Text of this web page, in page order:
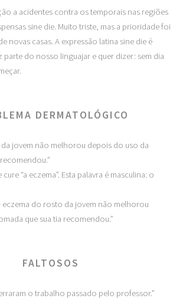
a acidentes contra os temporais nas regiões
sine die. Muito triste, mas a prioridade foi
novas casas. A expressão latina sine die é
parte do nosso linguajar e quer dizer: sem dia
DERMATOLÓGICO
jovem não melhorou depois do uso da
“a eczema”. Esta palavra é masculina: o
do rosto da jovem não melhorou
que sua tia recomendou.”
FALTOSOS
o trabalho passado pelo professor.”